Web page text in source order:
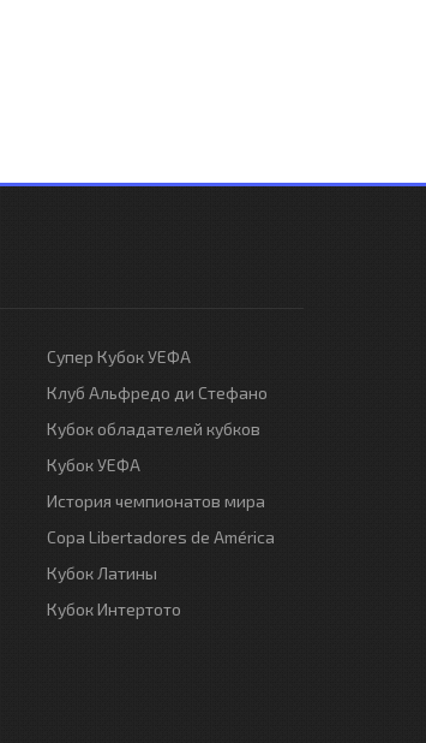
Супер Кубок УЕФА
Клуб Альфредо ди Стефано
Кубок обладателей кубков
Кубок УЕФА
История чемпионатов мира
Copa Libertadores de América
Кубок Латины
Кубок Интертото